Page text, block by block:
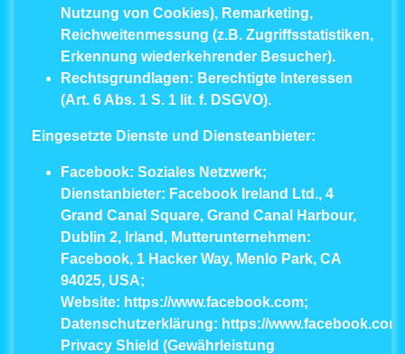
Nutzung von Cookies), Remarketing,
Reichweitenmessung (z.B. Zugriffsstatistiken,
Erkennung wiederkehrender Besucher).
Rechtsgrundlagen: Berechtigte Interessen
(Art. 6 Abs. 1 S. 1 lit. f. DSGVO).
Eingesetzte Dienste und Diensteanbieter:
Facebook: Soziales Netzwerk;
Dienstanbieter: Facebook Ireland Ltd., 4
Grand Canal Square, Grand Canal Harbour,
Dublin 2, Irland, Mutterunternehmen:
Facebook, 1 Hacker Way, Menlo Park, CA
94025, USA;
Website: https://www.facebook.com;
Datenschutzerklärung: https://
Privacy Shield (Gewährleistung